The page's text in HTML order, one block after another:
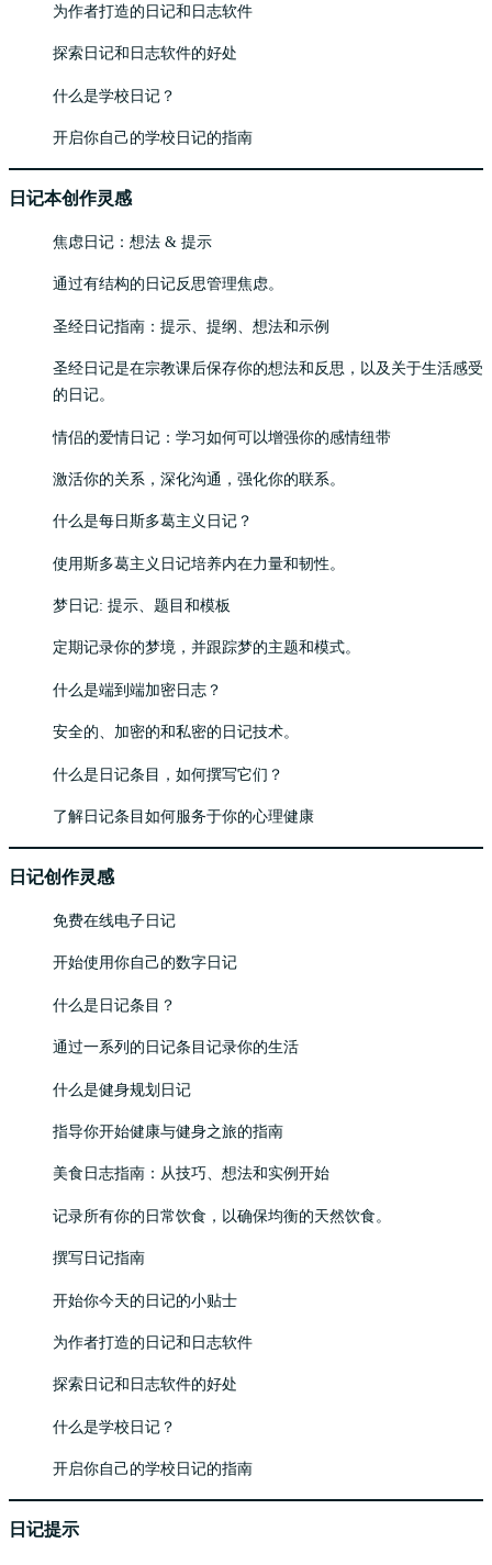
为作者打造的日记和日志软件
探索日记和日志软件的好处
什么是学校日记？
开启你自己的学校日记的指南
日记本创作灵感
焦虑日记：想法 & 提示
通过有结构的日记反思管理焦虑。
圣经日记指南：提示、提纲、想法和示例
圣经日记是在宗教课后保存你的想法和反思，以及关于生活感受
的日记。
情侣的爱情日记：学习如何可以增强你的感情纽带
激活你的关系，深化沟通，强化你的联系。
什么是每日斯多葛主义日记？
使用斯多葛主义日记培养内在力量和韧性。
梦日记: 提示、题目和模板
定期记录你的梦境，并跟踪梦的主题和模式。
什么是端到端加密日志？
安全的、加密的和私密的日记技术。
什么是日记条目，如何撰写它们？
了解日记条目如何服务于你的心理健康
日记创作灵感
免费在线电子日记
开始使用你自己的数字日记
什么是日记条目？
通过一系列的日记条目记录你的生活
什么是健身规划日记
指导你开始健康与健身之旅的指南
美食日志指南：从技巧、想法和实例开始
记录所有你的日常饮食，以确保均衡的天然饮食。
撰写日记指南
开始你今天的日记的小贴士
为作者打造的日记和日志软件
探索日记和日志软件的好处
什么是学校日记？
开启你自己的学校日记的指南
日记提示